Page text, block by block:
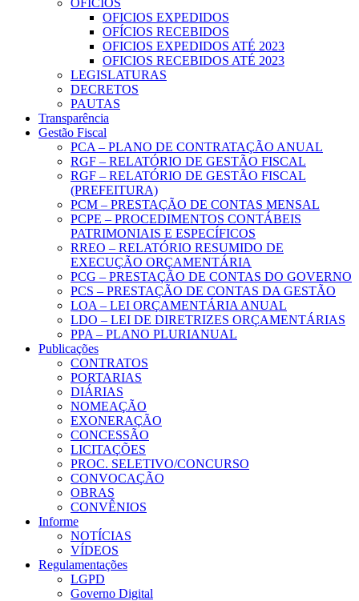
OFICIOS
OFICIOS EXPEDIDOS
OFÍCIOS RECEBIDOS
OFICIOS EXPEDIDOS ATÉ 2023
OFICIOS RECEBIDOS ATÉ 2023
LEGISLATURAS
DECRETOS
PAUTAS
Transparência
Gestão Fiscal
PCA – PLANO DE CONTRATAÇÃO ANUAL
RGF – RELATÓRIO DE GESTÃO FISCAL
RGF – RELATÓRIO DE GESTÃO FISCAL
(PREFEITURA)
PCM – PRESTAÇÃO DE CONTAS MENSAL
PCPE – PROCEDIMENTOS CONTÁBEIS
PATRIMONIAIS E ESPECÍFICOS
RREO – RELATÓRIO RESUMIDO DE
EXECUÇÃO ORÇAMENTÁRIA
PCG – PRESTAÇÃO DE CONTAS DO GOVERNO
PCS – PRESTAÇÃO DE CONTAS DA GESTÃO
LOA – LEI ORÇAMENTÁRIA ANUAL
LDO – LEI DE DIRETRIZES ORÇAMENTÁRIAS
PPA – PLANO PLURIANUAL
Publicações
CONTRATOS
PORTARIAS
DIÁRIAS
NOMEAÇÃO
EXONERAÇÃO
CONCESSÃO
LICITAÇÕES
PROC. SELETIVO/CONCURSO
CONVOCAÇÃO
OBRAS
CONVÊNIOS
Informe
NOTÍCIAS
VÍDEOS
Regulamentações
LGPD
Governo Digital